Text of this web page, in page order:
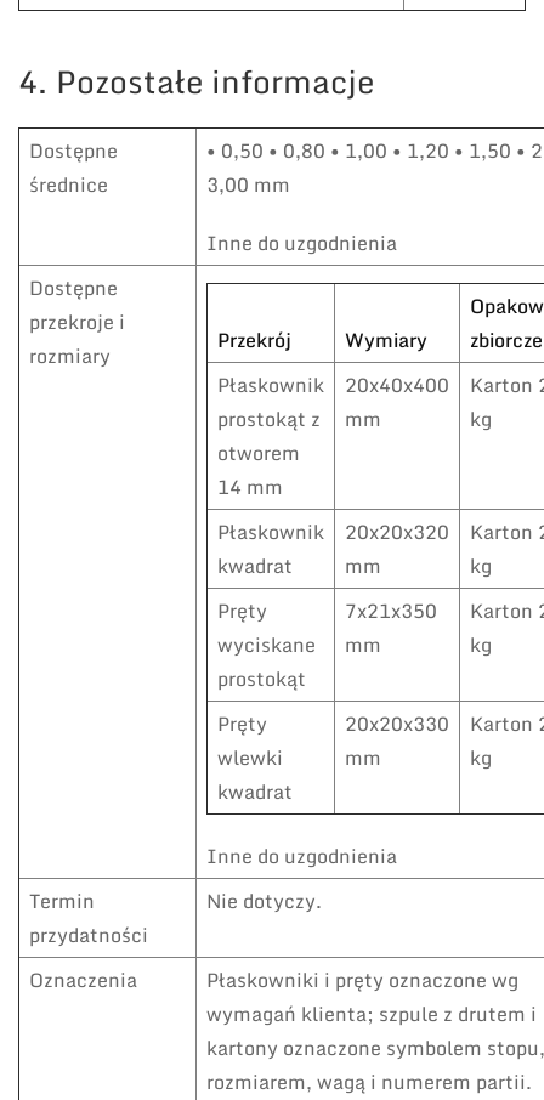
4. Pozostałe informacje
Dostępne
średnice
• 0,50 • 0,80 • 1,00 • 1,20 • 1,50 •
3,00 mm
Inne do uzgodnienia
Dostępne
przekroje i
rozmiary
Przekrój Wymiary
zbiorcze
Płaskownik
prostokąt z
otworem
14 mm
20x40x400
mm
Karton
kg
Płaskownik
kwadrat
20x20x320
mm
Karton
kg
Pręty
wyciskane
prostokąt
7x21x350
mm
Karton
kg
Pręty
wlewki
kwadrat
20x20x330
mm
Karton
kg
Inne do uzgodnienia
Termin
przydatności
Nie dotyczy.
Oznaczenia
Płaskowniki i pręty oznaczone wg
wymagań klienta; szpule z drutem i
kartony oznaczone symbolem stopu,
rozmiarem, wagą i numerem partii.